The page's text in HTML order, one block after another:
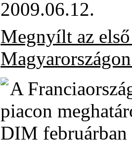
2009.06.12.
Megnyílt az
A
piacon
DIM